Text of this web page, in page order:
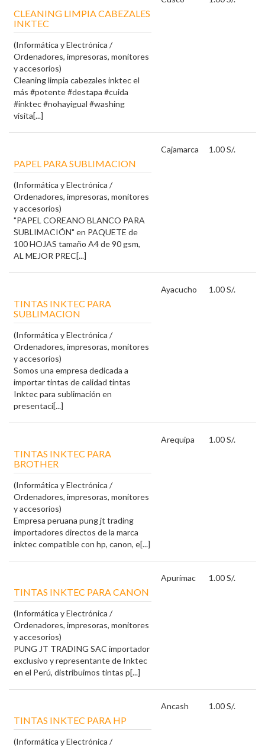
CLEANING LIMPIA CABEZALES
INKTEC
(Informática y Electrónica /
Ordenadores, impresoras, monitores
y accesorios)
Cleaning limpia cabezales inktec el
más #potente #destapa #cuida
#inktec #nohayigual #washing
visita[...]
PAPEL PARA SUBLIMACION
(Informática y Electrónica /
Ordenadores, impresoras, monitores
y accesorios)
"PAPEL COREANO BLANCO PARA
SUBLIMACIÓN" en PAQUETE de
100 HOJAS tamaño A4 de 90 gsm,
AL MEJOR PREC[...]
Cajamarca 1.00 S/.
TINTAS INKTEC PARA
SUBLIMACION
(Informática y Electrónica /
Ordenadores, impresoras, monitores
y accesorios)
Somos una empresa dedicada a
importar tintas de calidad tintas
Inktec para sublimación en
presentaci[...]
Ayacucho 1.00 S/.
TINTAS INKTEC PARA
BROTHER
(Informática y Electrónica /
Ordenadores, impresoras, monitores
y accesorios)
Empresa peruana pung jt trading
importadores directos de la marca
inktec compatible con hp, canon, e[...]
Arequipa 1.00 S/.
TINTAS INKTEC PARA CANON
(Informática y Electrónica /
Ordenadores, impresoras, monitores
y accesorios)
PUNG JT TRADING SAC importador
exclusivo y representante de Inktec
en el Perú, distribuimos tintas p[...]
Apurímac 1.00 S/.
TINTAS INKTEC PARA HP
(Informática y Electrónica /
Ancash 1.00 S/.